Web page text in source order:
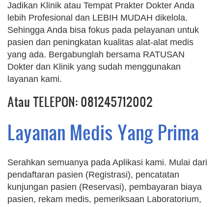
Jadikan Klinik atau Tempat Prakter Dokter Anda
lebih Profesional dan LEBIH MUDAH dikelola.
Sehingga Anda bisa fokus pada pelayanan untuk
pasien dan peningkatan kualitas alat-alat medis
yang ada. Bergabunglah bersama RATUSAN
Dokter dan Klinik yang sudah menggunakan
layanan kami.
Atau TELEPON: 081245712002
Layanan Medis Yang Prima
Serahkan semuanya pada Aplikasi kami. Mulai dari
pendaftaran pasien (Registrasi), pencatatan
kunjungan pasien (Reservasi), pembayaran biaya
pasien, rekam medis, pemeriksaan Laboratorium,